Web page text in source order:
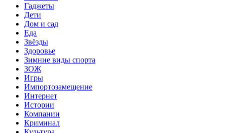
Гаджеты
Дети
Дом и сад
Еда
Звёзды
Здоровье
Зимние виды спорта
ЗОЖ
Игры
Импортозамещение
Интернет
Истории
Компании
Криминал